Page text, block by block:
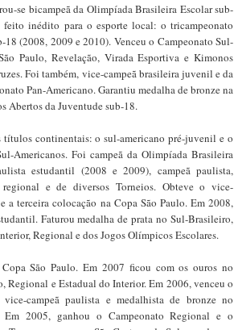
se bicampeã da Olimpíada Brasileira Escolar sub-
inédito para o esporte local: o tricampeonato
(2008, 2009 e 2010). Venceu o Campeonato Sul-
Paulo, Revelação, Virada Esportiva e Kimonos
Foi também, vice-campeã brasileira juvenil e da
Pan-Americano. Garantiu medalha de bronze na
Abertos da Juventude sub-18.
continentais: o sul-americano pré-juvenil e o
Americanos. Foi campeã da Olimpíada Brasileira
estudantil (2008 e 2009), campeã paulista,
e de diversos Torneios. Obteve o vice-
a terceira colocação na Copa São Paulo. Em 2008,
Faturou medalha de prata no Sul-Brasileiro,
Regional e dos Jogos Olímpicos Escolares.
São Paulo. Em 2007 ficou com os ouros no
Regional e Estadual do Interior. Em 2006, venceu o
campeã paulista e medalhista de bronze no
Em 2005, ganhou o Campeonato Regional e o